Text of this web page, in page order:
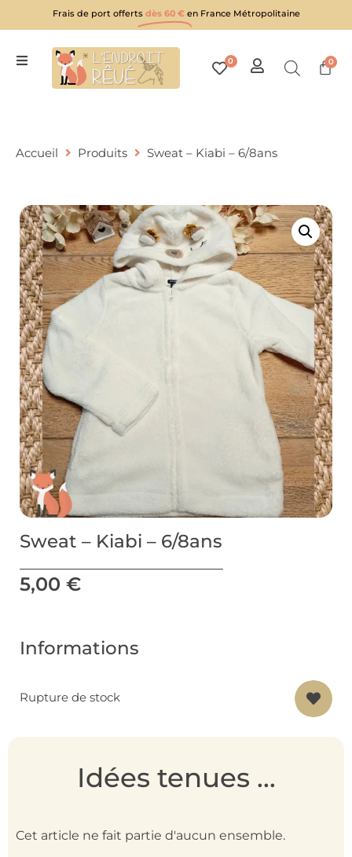
Frais de port offerts dès 60 € en France Métropolitaine
0 0
Accueil Produits Sweat – Kiabi – 6/8ans
Sweat – Kiabi – 6/8ans
5,00 €
Informations
Rupture de stock
Idées tenues ...
Cet article ne fait partie d'aucun ensemble.